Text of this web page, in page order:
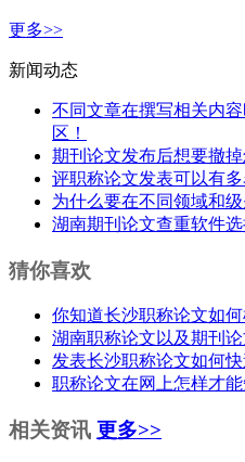
更多>>
新闻动态
不同文章在撰写相关内
区！
期刊论文发布后想要撤
评职称论文发表可以有多
为什么要在不同领域和
湖南期刊论文查重软件
猜你喜欢
你知道长沙职称论文如何
湖南职称论文以及期刊
发表长沙职称论文如何
职称论文在网上怎样才
相关资讯 更多>>